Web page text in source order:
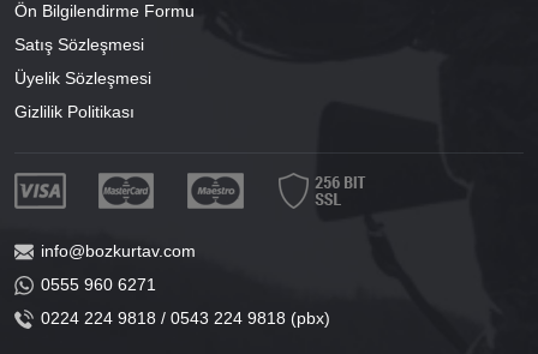
Ön Bilgilendirme Formu
Satış Sözleşmesi
Üyelik Sözleşmesi
Gizlilik Politikası
info@bozkurtav.com
0555 960 6271
0224 224 9818 / 0543 224 9818 (pbx)